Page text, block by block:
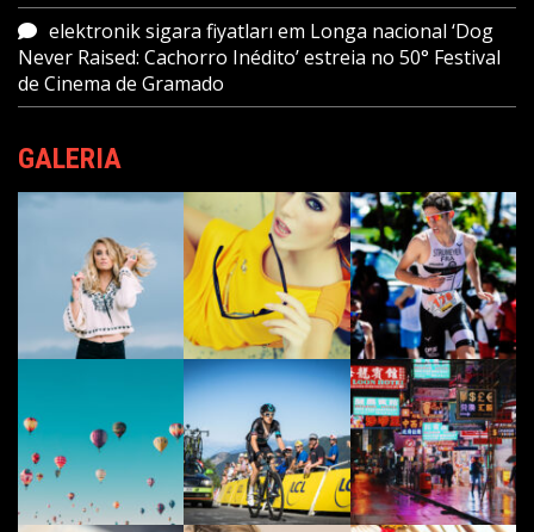
elektronik sigara fiyatları em Longa nacional ‘Dog
Never Raised: Cachorro Inédito’ estreia no 50° Festival
de Cinema de Gramado
GALERIA